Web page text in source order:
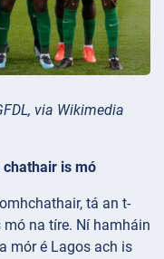
via Wikimedia
is mó
tá an t-
na tíre. Ní hamháin
mór é Lagos ach is